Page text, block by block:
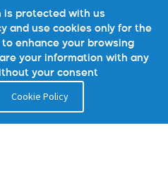
روابط مهمة
نبذة عنا
is protected with us.
and use cookies only for the
enhance your browsing
your information with any
your consent.
Cookie Policy